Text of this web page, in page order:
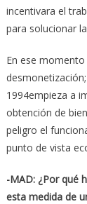
incentivara el
para solucionar
En ese
1994empieza a
obtención de
peligro el
punto de vista
-MAD: ¿Por qué
esta medida de